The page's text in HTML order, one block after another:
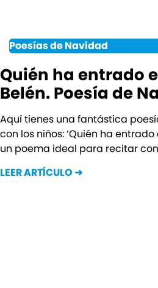
Poesías de Navidad
Quién ha entrado
Belén. Poesía de
Aquí tienes una fantástica
con los niños: ‘Quién ha entrado
un poema ideal para recitar
LEER ARTÍCULO ➜